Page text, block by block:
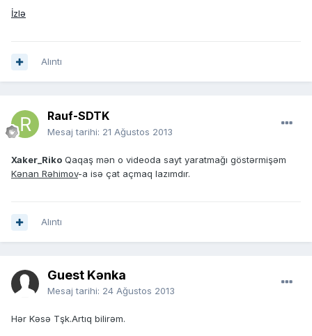
İzlə
Alıntı
Rauf-SDTK
Mesaj tarihi: 21 Ağustos 2013
Xaker_Riko Qaqaş mən o videoda sayt yaratmağı göstərmişəm
Kənan Rəhimov-a isə çat açmaq lazımdır.
Alıntı
Guest Kənka
Mesaj tarihi: 24 Ağustos 2013
Hər Kəsə Tşk.Artıq bilirəm.